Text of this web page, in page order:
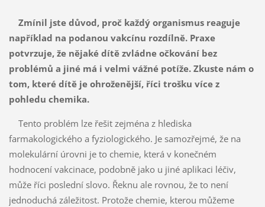
Zmínil jste důvod, proč každý organismus reaguje
například na podanou vakcínu rozdílně. Praxe
potvrzuje, že nějaké dítě zvládne očkování bez
problémů a jiné má i velmi vážné potíže. Zkuste nám o
tom, které dítě je ohroženější, říci trošku více z
pohledu chemika.
Tento problém lze řešit zejména z hlediska
farmakologického a fyziologického. Je samozřejmé, že na
molekulární úrovni je to chemie, která v konečném
hodnocení vakcinace, podobně jako u jiné aplikaci léčiv,
může říci poslední slovo. Řeknu ale rovnou, že to není
jednoduchá záležitost. Protože chemie, kterou můžeme